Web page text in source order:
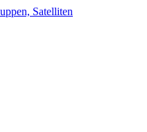
Satelliten